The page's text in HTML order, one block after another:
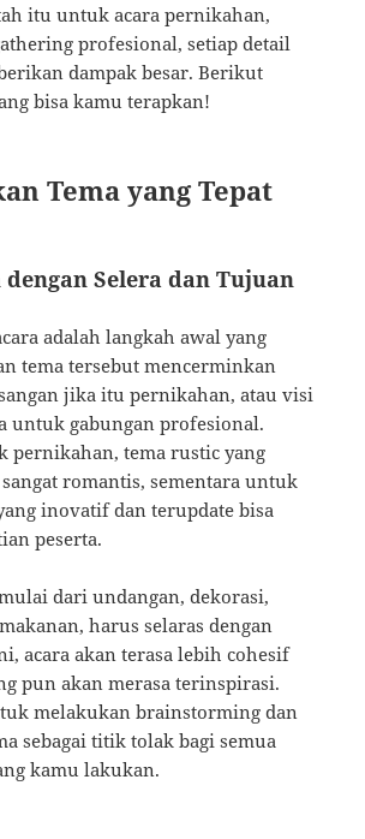
itu untuk acara pernikahan,
profesional, setiap detail
dampak besar. Berikut
bisa kamu terapkan!
Tema yang Tepat
dengan Selera dan Tujuan
adalah langkah awal yang
tema tersebut mencerminkan
jika itu pernikahan, atau visi
untuk gabungan profesional.
pernikahan, tema rustic yang
romantis, sementara untuk
inovatif dan terupdate bisa
peserta.
dari undangan, dekorasi,
harus selaras dengan
acara akan terasa lebih cohesif
pun akan merasa terinspirasi.
melakukan brainstorming dan
sebagai titik tolak bagi semua
kamu lakukan.